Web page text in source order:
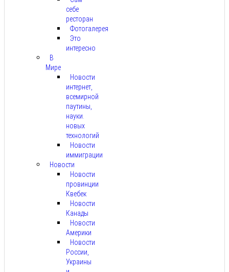
себе
ресторан
Фотогалерея
Это
интересно
В
Мире
Новости
интернет,
всемирной
паутины,
науки.
новых
технологий
Новости
иммиграции
Новости
Новости
провинции
Квебек
Новости
Канады
Новости
Америки
Новости
России,
Украины